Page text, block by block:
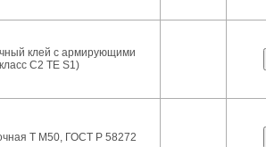
клей с армирующими
С2 ТЕ S1)
T M50, ГОСТ Р 58272